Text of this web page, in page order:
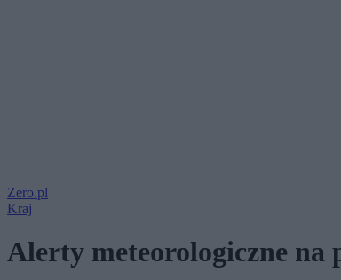
Zero.pl
Kraj
Alerty meteorologiczne na